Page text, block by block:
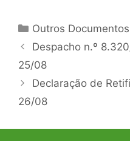
Categorias
Outros Documentos
Navegação
de
Despacho n.º
25/08
Declaração de
26/08